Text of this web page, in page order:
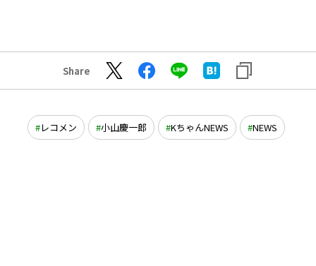
Share
レコメン 小山慶一郎 KちゃんNEWS NEWS